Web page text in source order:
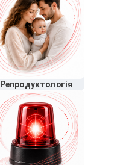
Репродуктологія